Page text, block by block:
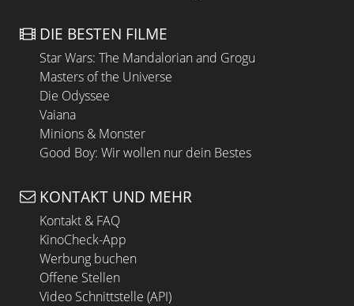
DIE BESTEN FILME
Star Wars: The Mandalorian and Grogu
Masters of the Universe
Die Odyssee
Vaiana
Minions & Monster
Good Boy: Wir wollen nur dein Bestes
KONTAKT UND MEHR
Kontakt & FAQ
KinoCheck-App
Werbung buchen
Offene Stellen
Video Schnittstelle (API)